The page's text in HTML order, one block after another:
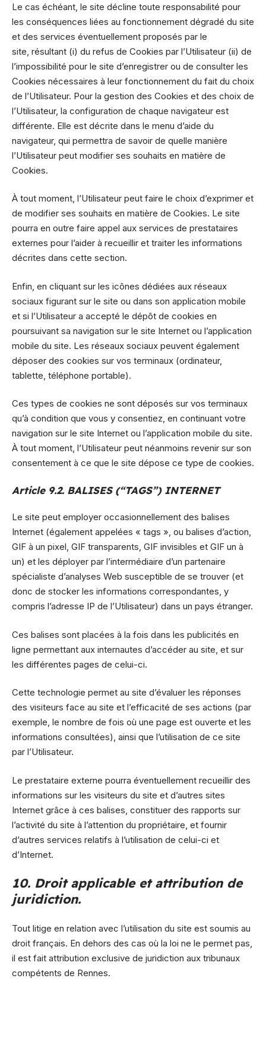
Le cas échéant, le site décline toute responsabilité pour
les conséquences liées au fonctionnement dégradé du site
et des services éventuellement proposés par le
site, résultant (i) du refus de Cookies par l’Utilisateur (ii) de
l’impossibilité pour le site d’enregistrer ou de consulter les
Cookies nécessaires à leur fonctionnement du fait du choix
de l’Utilisateur. Pour la gestion des Cookies et des choix de
l’Utilisateur, la configuration de chaque navigateur est
différente. Elle est décrite dans le menu d’aide du
navigateur, qui permettra de savoir de quelle manière
l’Utilisateur peut modifier ses souhaits en matière de
Cookies.
À tout moment, l’Utilisateur peut faire le choix d’exprimer et
de modifier ses souhaits en matière de Cookies. Le site
pourra en outre faire appel aux services de prestataires
externes pour l’aider à recueillir et traiter les informations
décrites dans cette section.
Enfin, en cliquant sur les icônes dédiées aux réseaux
sociaux figurant sur le site ou dans son application mobile
et si l’Utilisateur a accepté le dépôt de cookies en
poursuivant sa navigation sur le site Internet ou l’application
mobile du site. Les réseaux sociaux peuvent également
déposer des cookies sur vos terminaux (ordinateur,
tablette, téléphone portable).
Ces types de cookies ne sont déposés sur vos terminaux
qu’à condition que vous y consentiez, en continuant votre
navigation sur le site Internet ou l’application mobile du site.
À tout moment, l’Utilisateur peut néanmoins revenir sur son
consentement à ce que le site dépose ce type de cookies.
Article 9.2. BALISES (“TAGS”) INTERNET
Le site peut employer occasionnellement des balises
Internet (également appelées « tags », ou balises d’action,
GIF à un pixel, GIF transparents, GIF invisibles et GIF un à
un) et les déployer par l’intermédiaire d’un partenaire
spécialiste d’analyses Web susceptible de se trouver (et
donc de stocker les informations correspondantes, y
compris l’adresse IP de l’Utilisateur) dans un pays étranger.
Ces balises sont placées à la fois dans les publicités en
ligne permettant aux internautes d’accéder au site, et sur
les différentes pages de celui-ci.
Cette technologie permet au site d’évaluer les réponses
des visiteurs face au site et l’efficacité de ses actions (par
exemple, le nombre de fois où une page est ouverte et les
informations consultées), ainsi que l’utilisation de ce site
par l’Utilisateur.
Le prestataire externe pourra éventuellement recueillir des
informations sur les visiteurs du site et d’autres sites
Internet grâce à ces balises, constituer des rapports sur
l’activité du site à l’attention du propriétaire, et fournir
d’autres services relatifs à l’utilisation de celui-ci et
d’Internet.
10. Droit applicable et attribution de
juridiction.
Tout litige en relation avec l’utilisation du site est soumis au
droit français. En dehors des cas où la loi ne le permet pas,
il est fait attribution exclusive de juridiction aux tribunaux
compétents de Rennes.